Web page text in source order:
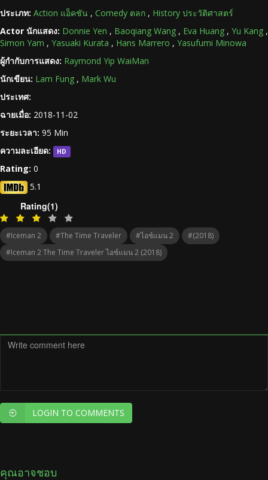
ประเภท: Action แอ็คชัน , Comedy ตลก , History ประวัติศาสตร์
Actor นักแสดง: Donnie Yen , Baoqiang Wang , Eva Huang , Yu Kang ,
Simon Yam , Yasuaki Kurata , Hans Marrero , Yasufumi Minowa
ผู้กำกับการแสดง: Raymond Yip WaiMan
นักเขียน: Lam Fung , Mark Wu
ประเทศ:
ฉายเมื่อ: 2018-11-02
ระยะเวลา: 95 Min
ความละเอียด:
HD
Rating: 0
5.1
Rating(1)
#Iceman 2 #The Time Traveler #ไอซ์แมน 2
#(2018)
#Iceman 2 The Time Traveler ไอซ์แมน 2 (2018)
LOGIN TO COMMENTS
คุณอาจชอบ